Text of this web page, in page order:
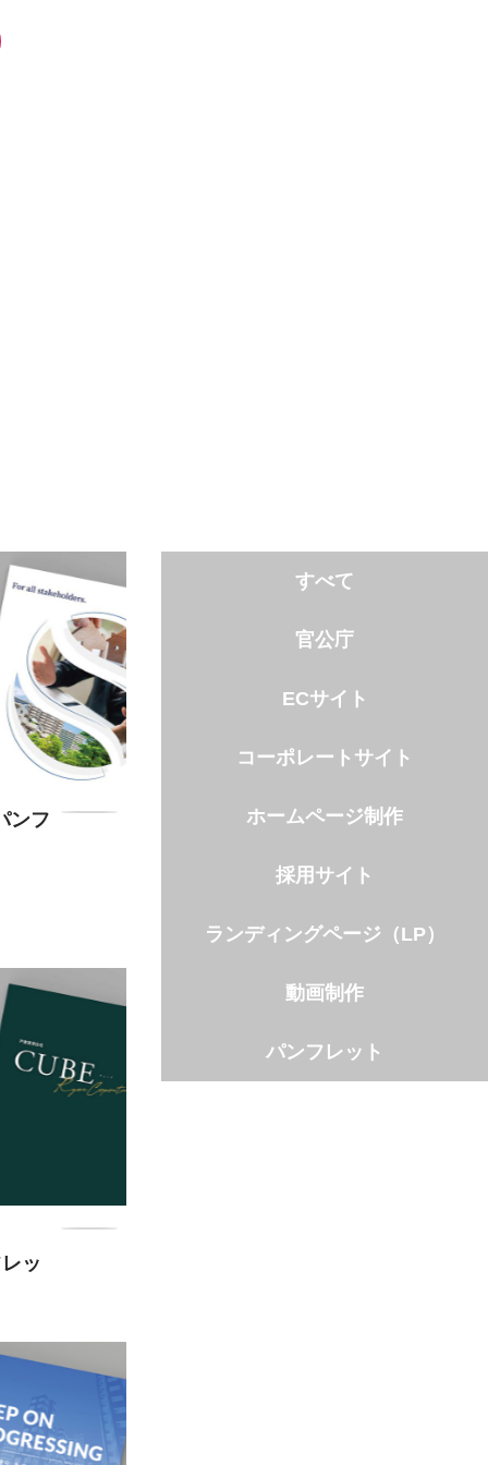
すべて
官公庁
ECサイト
コーポレートサイト
ホームページ制作
採用サイト
ランディングページ（LP）
動画制作
パンフレット
ンフ
ッ